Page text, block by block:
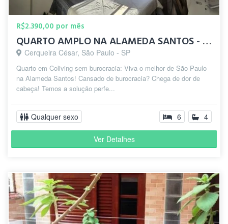
R$2.390,00 por mês
QUARTO AMPLO NA ALAMEDA SANTOS - JARDINS (TUDO INCLUSO)
Cerqueira César, São Paulo - SP
Quarto em Coliving sem burocracia: Viva o melhor de São Paulo
na Alameda Santos! Cansado de burocracia? Chega de dor de
cabeça! Temos a solução perfe...
Qualquer sexo 6 4
Ver Detalhes